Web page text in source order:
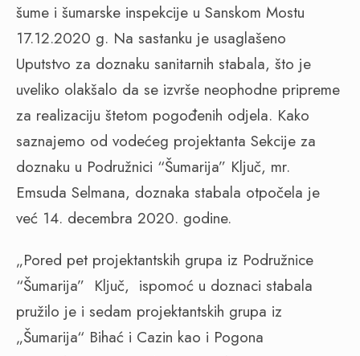
šume i šumarske inspekcije u Sanskom Mostu
17.12.2020 g. Na sastanku je usaglašeno
Uputstvo za doznaku sanitarnih stabala, što je
uveliko olakšalo da se izvrše neophodne pripreme
za realizaciju štetom pogođenih odjela. Kako
saznajemo od vodećeg projektanta Sekcije za
doznaku u Podružnici “Šumarija” Ključ, mr.
Emsuda Selmana, doznaka stabala otpočela je
već 14. decembra 2020. godine.
„Pored pet projektantskih grupa iz Podružnice
“Šumarija” Ključ, ispomoć u doznaci stabala
pružilo je i sedam projektantskih grupa iz
„Šumarija“ Bihać i Cazin kao i Pogona